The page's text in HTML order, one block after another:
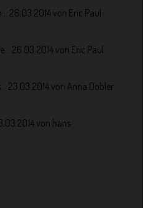
26.03.2014 von Eric Paul
26.03.2014 von Eric Paul
23.03.2014 von Anna Dobler
von hans